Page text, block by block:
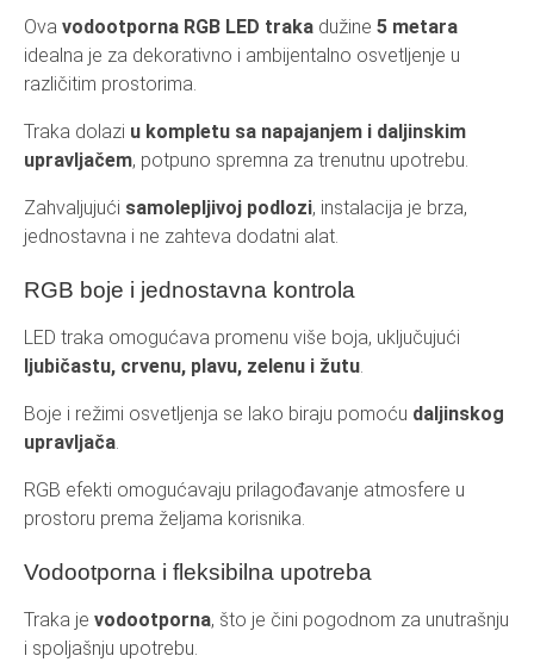
Ova vodootporna RGB LED traka dužine 5 metara
idealna je za dekorativno i ambijentalno osvetljenje u
različitim prostorima.
Traka dolazi u kompletu sa napajanjem i daljinskim
upravljačem, potpuno spremna za trenutnu upotrebu.
Zahvaljujući samolepljivoj podlozi, instalacija je brza,
jednostavna i ne zahteva dodatni alat.
RGB boje i jednostavna kontrola
LED traka omogućava promenu više boja, uključujući
ljubičastu, crvenu, plavu, zelenu i žutu.
Boje i režimi osvetljenja se lako biraju pomoću daljinskog
upravljača.
RGB efekti omogućavaju prilagođavanje atmosfere u
prostoru prema željama korisnika.
Vodootporna i fleksibilna upotreba
Traka je vodootporna, što je čini pogodnom za unutrašnju
i spoljašnju upotrebu.